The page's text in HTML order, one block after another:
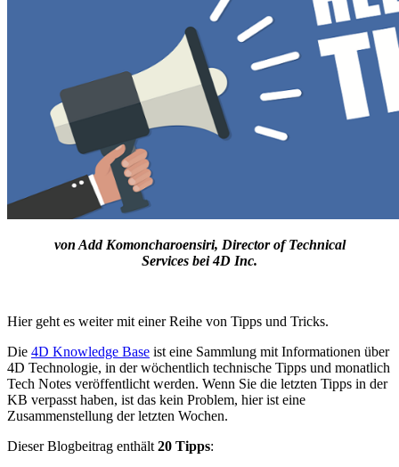
von Add Komoncharoensiri, Director of Technical
Services bei 4D Inc.
Hier geht es weiter mit einer Reihe von Tipps und Tricks.
Die 4D Knowledge Base ist eine Sammlung mit Informationen über
4D Technologie, in der wöchentlich technische Tipps und monatlich
Tech Notes veröffentlicht werden. Wenn Sie die letzten Tipps in der
KB verpasst haben, ist das kein Problem, hier ist eine
Zusammenstellung der letzten Wochen.
Dieser Blogbeitrag enthält 20 Tipps: